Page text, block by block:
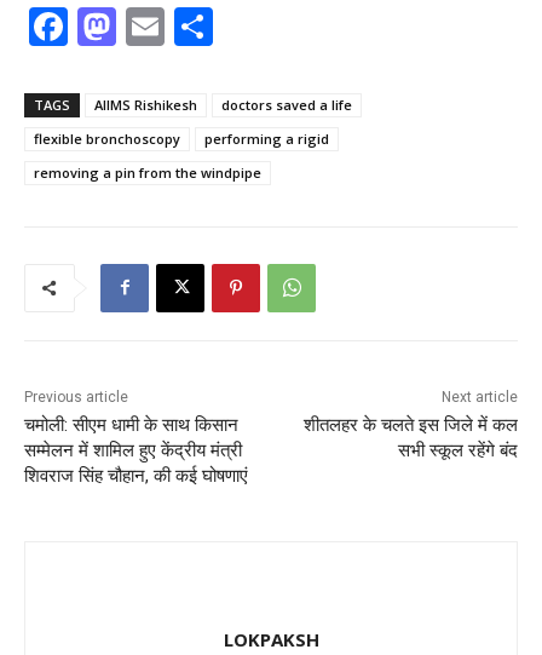
F
c
e
b
M
st
o
d
n
E
ai
l
ar
e
TAGS AIIMS Rishikesh
doctors saved a life
flexible bronchoscopy
performing a rigid
removing a pin from the windpipe
Previous article
चमोली: सीएम धामी के साथ किसान
सम्मेलन में शामिल हुए केंद्रीय मंत्री
शिवराज सिंह चौहान, की कई घोषणाएं
Next article
शीतलहर के चलते इस जिले में कल
सभी स्कूल रहेंगे बंद
LOKPAKSH